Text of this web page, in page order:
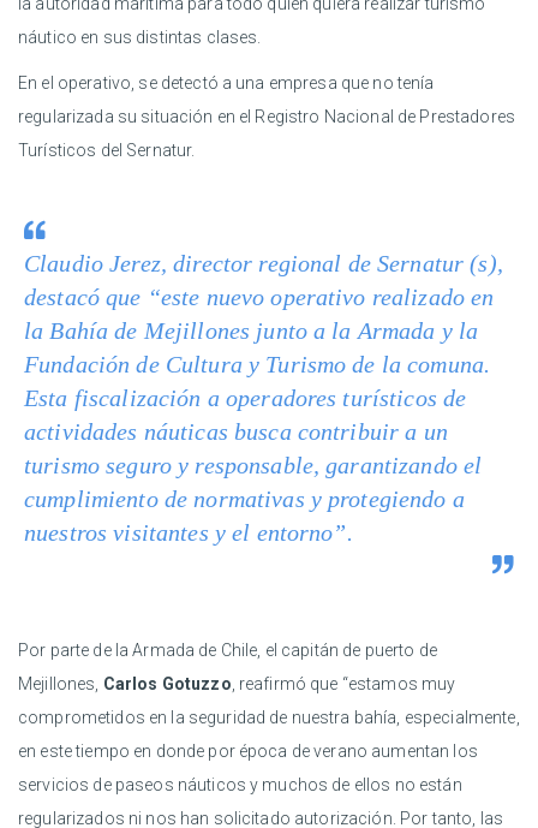
náutico en sus distintas clases.
En el operativo, se detectó a una empresa que no tenía
regularizada su situación en el Registro Nacional de Prestadores
Turísticos del Sernatur.
Claudio Jerez, director regional de Sernatur (s),
destacó que “este nuevo operativo realizado en
la Bahía de Mejillones junto a la Armada y la
Fundación de Cultura y Turismo de la comuna.
Esta fiscalización a operadores turísticos de
actividades náuticas busca contribuir a un
turismo seguro y responsable, garantizando el
cumplimiento de normativas y protegiendo a
nuestros visitantes y el entorno”.
Por parte de la Armada de Chile, el capitán de puerto de
Mejillones, Carlos Gotuzzo , reafirmó que “estamos muy
comprometidos en la seguridad de nuestra bahía, especialmente,
en este tiempo en donde por época de verano aumentan los
servicios de paseos náuticos y muchos de ellos no están
regularizados ni nos han solicitado autorización. Por tanto, las